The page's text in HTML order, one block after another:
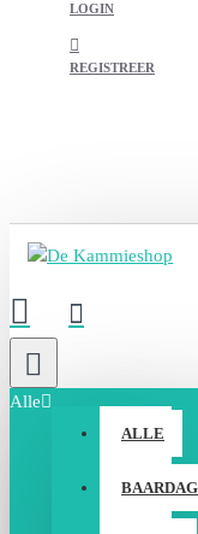
LOGIN
REGISTREER
Alle
ALLE